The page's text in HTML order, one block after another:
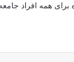
همه افراد